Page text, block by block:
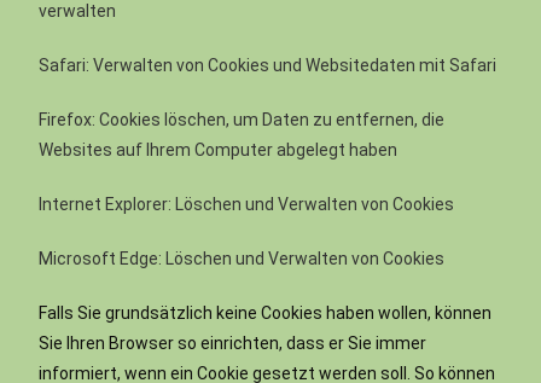
verwalten
Safari: Verwalten von Cookies und Websitedaten mit Safari
Firefox: Cookies löschen, um Daten zu entfernen, die
Websites auf Ihrem Computer abgelegt haben
Internet Explorer: Löschen und Verwalten von Cookies
Microsoft Edge: Löschen und Verwalten von Cookies
Falls Sie grundsätzlich keine Cookies haben wollen, können
Sie Ihren Browser so einrichten, dass er Sie immer
informiert, wenn ein Cookie gesetzt werden soll. So können